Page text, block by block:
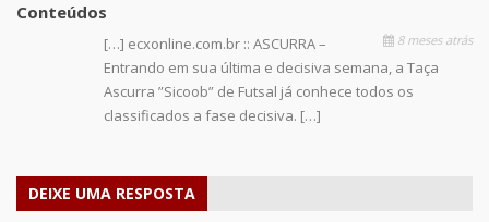
Conteúdos
8 meses atrás
[…] ecxonline.com.br :: ASCURRA –
Entrando em sua última e decisiva semana, a Taça
Ascurra ”Sicoob” de Futsal já conhece todos os
classificados a fase decisiva. […]
DEIXE UMA RESPOSTA